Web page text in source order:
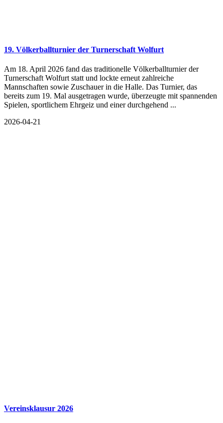
19. Völkerballturnier der Turnerschaft Wolfurt
Am 18. April 2026 fand das traditionelle Völkerballturnier der
Turnerschaft Wolfurt statt und lockte erneut zahlreiche
Mannschaften sowie Zuschauer in die Halle. Das Turnier, das
bereits zum 19. Mal ausgetragen wurde, überzeugte mit spannenden
Spielen, sportlichem Ehrgeiz und einer durchgehend ...
2026-04-21
Vereinsklausur 2026